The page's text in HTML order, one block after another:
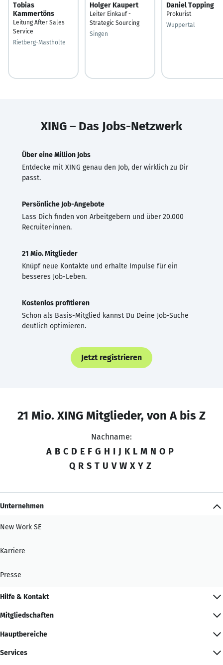
Tobias
Kammertöns
Leitung After Sales
Service
Rietberg-Mastholte
Holger Kaupert
Leiter Einkauf -
Strategic Sourcing
Singen
Daniel Topping
Prokurist
Wuppertal
XING – Das Jobs-Netzwerk
Über eine Million Jobs
Entdecke mit XING genau den Job, der wirklich zu Dir
passt.
Persönliche Job-Angebote
Lass Dich finden von Arbeitgebern und über 20.000
Recruiter·innen.
21 Mio. Mitglieder
Knüpf neue Kontakte und erhalte Impulse für ein
besseres Job-Leben.
Kostenlos profitieren
Schon als Basis-Mitglied kannst Du Deine Job-Suche
deutlich optimieren.
Jetzt registrieren
21 Mio. XING Mitglieder, von A bis Z
Nachname:
A B C D E F G H I J K L M N O P
Q R S T U V W X Y Z
Unternehmen
New Work SE
Karriere
Presse
Hilfe & Kontakt
Mitgliedschaften
Hauptbereiche
Services